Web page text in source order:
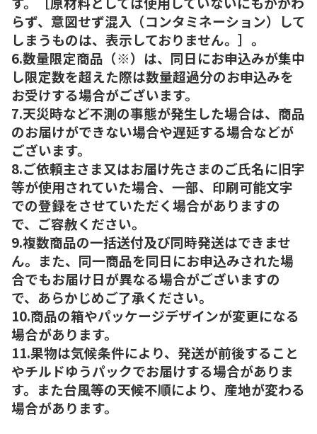
らず、意図せず混入（コンタミネーション）して
しまうものは、表示しておりません。］。
6.数量限定商品（※）は、同日にお申込みが集中
し限定数を超えた際は数量超過分のお申込みを
お受けする場合がございます。
7.天災時など不測の事態が発生した場合は、商品
のお届けができない場合や遅延する場合などが
ございます。
8.ご依頼主さま又はお届け先さまのご氏名に旧字
等が使用されていた場合、一部、印刷可能文字
での登録をさせていただく場合がありますの
で、ご容赦ください。
9.複数商品の一括送付及び同時発送はできませ
ん。また、同一商品を同日にお申込みされた場
合でもお届け日が異なる場合がございますの
で、あらかじめご了承ください。
10.商品の箱やパッケージデザインが変更になる
場合があります。
11.果物は気候条件により、発送が前後すること
やチルドゆうパックでお届けする場合がありま
す。また台風等の天候不順により、産地が変わる
場合があります。